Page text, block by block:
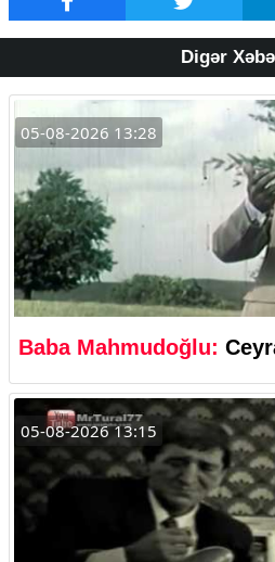
Digər
05-08-2026 13:28
Baba Mahmudoğlu:
05-08-2026 13:15